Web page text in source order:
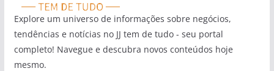
Explore um universo de informações sobre negócios,
tendências e notícias no JJ tem de tudo - seu portal
completo! Navegue e descubra novos conteúdos hoje
mesmo.